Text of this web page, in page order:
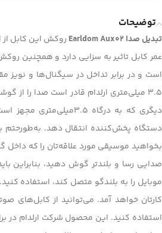
توضیحات
تبدیل صدا Earldom Aux02
روکش این کابل
عمر کابل تاثیر به سزایی دارد و همچنین
است و در برابر تداخل در سیگنال‌ها و نویز
3.5 میلی‌متری ارلدام قادر است صدا را از
دیگری که به درگاه
دستگاه‌ پخش‌کننده‌ انتقال دهد. به‌طورحتم
بخواهید موسیقی مورد علاقه‌تان را که داخل
صدایی رسا و بلندتر گوش دهید، بنابراین
کارتان خواهد آمد. می‌توانید از کابل‌های
استفاده ‌کنید. این محصول شرکت ارلدام در